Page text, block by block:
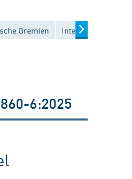
Gremien Internationale
6:2025